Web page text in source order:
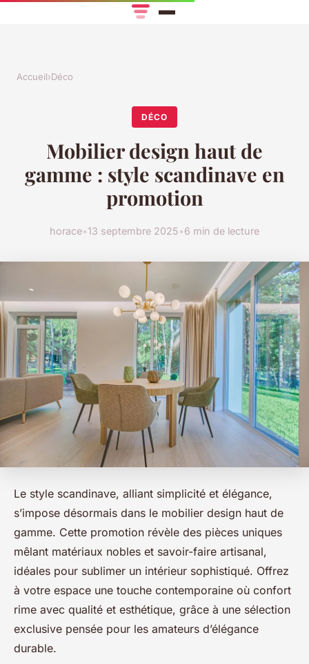
Accueil›Déco
DÉCO
Mobilier design haut de
gamme : style scandinave en
promotion
horace•13 septembre 2025•6 min de lecture
Le style scandinave, alliant simplicité et élégance,
s’impose désormais dans le mobilier design haut de
gamme. Cette promotion révèle des pièces uniques
mêlant matériaux nobles et savoir-faire artisanal,
idéales pour sublimer un intérieur sophistiqué. Offrez
à votre espace une touche contemporaine où confort
rime avec qualité et esthétique, grâce à une sélection
exclusive pensée pour les amateurs d’élégance
durable.